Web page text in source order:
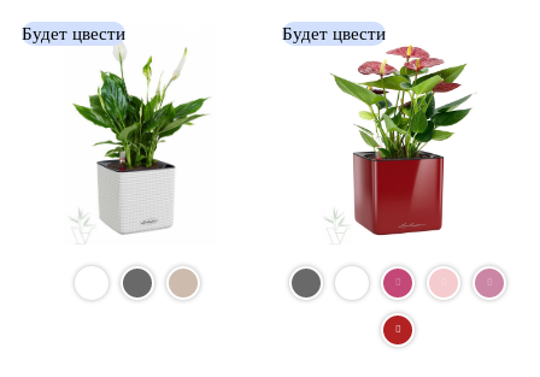
Будет цвести Будет цвести